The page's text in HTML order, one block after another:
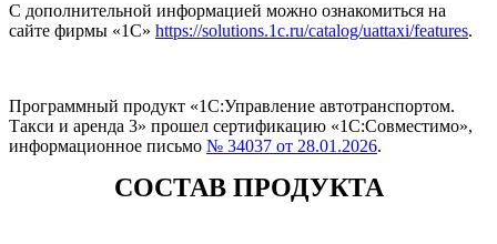
С дополнительной информацией можно ознакомиться на
сайте фирмы «1С» https://solutions.1c.ru/catalog/uattaxi/features.
Программный продукт «1С:Управление автотранспортом.
Такси и аренда 3» прошел сертификацию «1С:Совместимо»,
информационное письмо № 34037 от 28.01.2026.
СОСТАВ ПРОДУКТА